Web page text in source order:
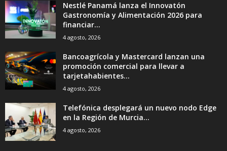
Nestlé Panamá lanza el Innovatón
Gastronomía y Alimentación 2026 para
financiar...
4 agosto, 2026
Bancoagrícola y Mastercard lanzan una
promoción comercial para llevar a
tarjetahabientes...
4 agosto, 2026
Telefónica desplegará un nuevo nodo Edge
en la Región de Murcia...
4 agosto, 2026